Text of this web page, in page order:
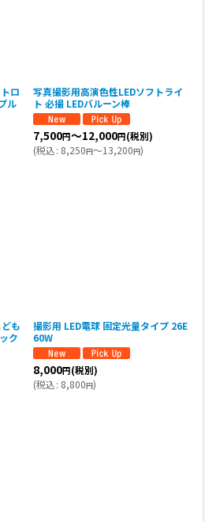
ロ
ル
写真撮影用高演色性LEDソフトライ
ト 必撮 LEDバルーン棒
7,500円～12,000円(税別)
(税込: 8,250円～13,200円)
も
ク
撮影用 LED電球 固定光量タイプ 26E
60W
8,000円(税別)
(税込: 8,800円)